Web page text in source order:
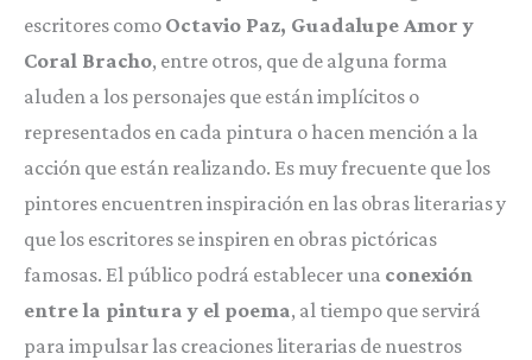
escritores como Octavio Paz, Guadalupe Amor y
Coral Bracho, entre otros, que de alguna forma
aluden a los personajes que están implícitos o
representados en cada pintura o hacen mención a la
acción que están realizando. Es muy frecuente que los
pintores encuentren inspiración en las obras literarias y
que los escritores se inspiren en obras pictóricas
famosas. El público podrá establecer una conexión
entre la pintura y el poema, al tiempo que servirá
para impulsar las creaciones literarias de nuestros